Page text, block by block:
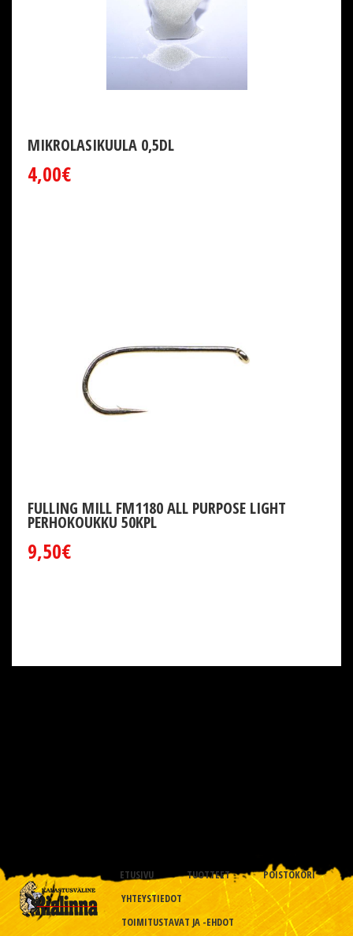
MIKROLASIKUULA 0,5DL
4,00€
FULLING MILL FM1180 ALL PURPOSE LIGHT
PERHOKOUKKU 50KPL
9,50€
ETUSIVU TUOTTEET
POISTOKORI
YHTEYSTIEDOT
TOIMITUSTAVAT JA -EHDOT